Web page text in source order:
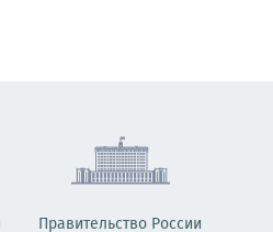
Правительство России